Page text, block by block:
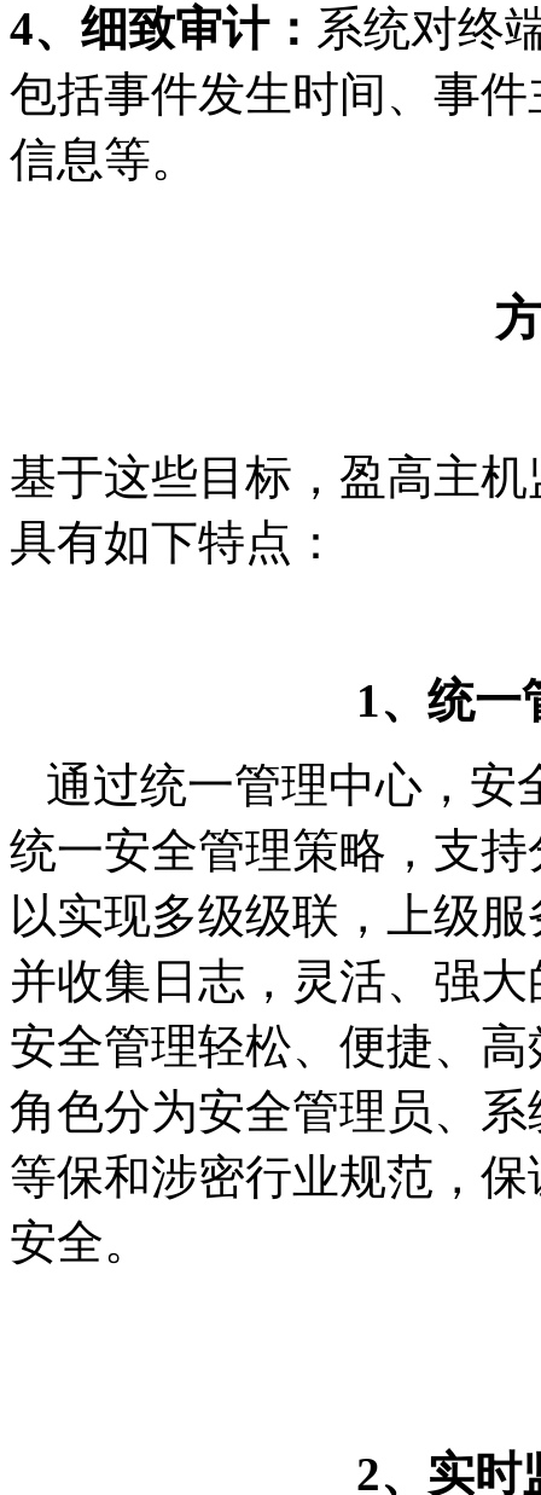
4、细致审计： 系统对终
包括事件发生时间、事
信息等。
基于这些目标，盈高主
具有如下特点：
1、统
通过统一管理中心，安
统一安全管理策略，支
以实现多级级联，上级
并收集日志，灵活、强
安全管理轻松、便捷、
角色分为安全管理员、
等保和涉密行业规范，
安全。
2、实